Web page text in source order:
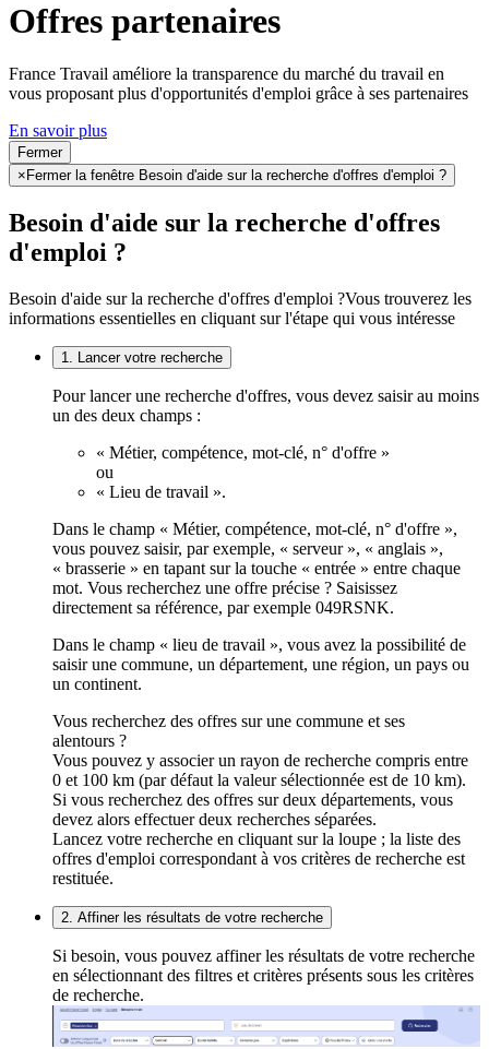
Offres partenaires
France Travail améliore la transparence du marché du travail en
vous proposant plus d'opportunités d'emploi grâce à ses partenaires
En savoir plus
Fermer
× Fermer la fenêtre Besoin d'aide sur la recherche d'offres d'emploi ?
Besoin d'aide sur la recherche d'offres
d'emploi ?
Besoin d'aide sur la recherche d'offres d'emploi ?Vous trouverez les
informations essentielles en cliquant sur l'étape qui vous intéresse
1. Lancer votre recherche
Pour lancer une recherche d'offres, vous devez saisir au moins
un des deux champs :
« Métier, compétence, mot-clé, n° d'offre »
ou
« Lieu de travail ».
Dans le champ « Métier, compétence, mot-clé, n° d'offre »,
vous pouvez saisir, par exemple, « serveur », « anglais »,
« brasserie » en tapant sur la touche « entrée » entre chaque
mot. Vous recherchez une offre précise ? Saisissez
directement sa référence, par exemple 049RSNK.
Dans le champ « lieu de travail », vous avez la possibilité de
saisir une commune, un département, une région, un pays ou
un continent.
Vous recherchez des offres sur une commune et ses
alentours ?
Vous pouvez y associer un rayon de recherche compris entre
0 et 100 km (par défaut la valeur sélectionnée est de 10 km).
Si vous recherchez des offres sur deux départements, vous
devez alors effectuer deux recherches séparées.
Lancez votre recherche en cliquant sur la loupe ; la liste des
offres d'emploi correspondant à vos critères de recherche est
restituée.
2. Affiner les résultats de votre recherche
Si besoin, vous pouvez affiner les résultats de votre recherche
en sélectionnant des filtres et critères présents sous les critères
de recherche.